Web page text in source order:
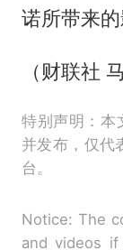
诺所带来的
（财联社
特别声明：本
并发布，仅代
台。
Notice: The
and videos